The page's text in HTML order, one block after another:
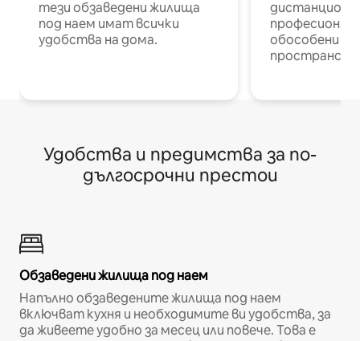
тези обзаведени жилища
под наем имат всички
удобства на дома.
обособени
Удобства и предимства за по-
дългосрочни престои
Обзаведени жилища под наем
Напълно обзаведените жилища под наем
включват кухня и необходимите ви удобства, за
да живеете удобно за месец или повече. Това е